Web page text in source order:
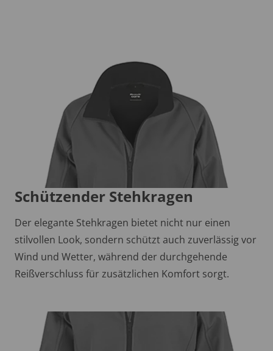
Schützender Stehkragen
Der elegante Stehkragen bietet nicht nur einen
stilvollen Look, sondern schützt auch zuverlässig vor
Wind und Wetter, während der durchgehende
Reißverschluss für zusätzlichen Komfort sorgt.